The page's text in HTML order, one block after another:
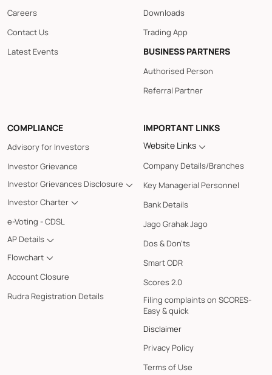
Careers
Contact Us
Latest Events
Downloads
Trading App
BUSINESS PARTNERS
Authorised Person
Referral Partner
COMPLIANCE
Advisory for Investors
Investor Grievance
Investor Grievances Disclosure
Investor Charter
e-Voting - CDSL
AP Details
Flowchart
Account Closure
Rudra Registration Details
IMPORTANT LINKS
Website Links
Company Details/Branches
Key Managerial Personnel
Bank Details
Jago Grahak Jago
Dos & Don'ts
Smart ODR
Scores 2.0
Filing complaints on SCORES-
Easy & quick
Disclaimer
Privacy Policy
Terms of Use